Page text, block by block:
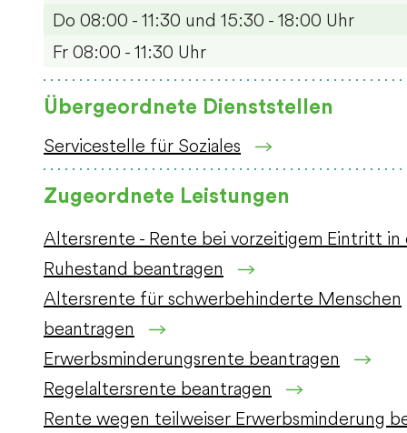
Do 08:00 - 11:30 und 15:30 - 18:00 Uhr
Fr 08:00 - 11:30 Uhr
Übergeordnete Dienststellen
Servicestelle für Soziales
Zugeordnete Leistungen
Altersrente - Rente bei vorzeitigem Eintritt in
Ruhestand beantragen
Altersrente für schwerbehinderte Menschen
beantragen
Erwerbsminderungsrente beantragen
Regelaltersrente beantragen
Rente wegen teilweiser Erwerbsminderung